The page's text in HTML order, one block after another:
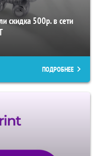
скидка 500р. в сети
ПОДРОБНЕЕ